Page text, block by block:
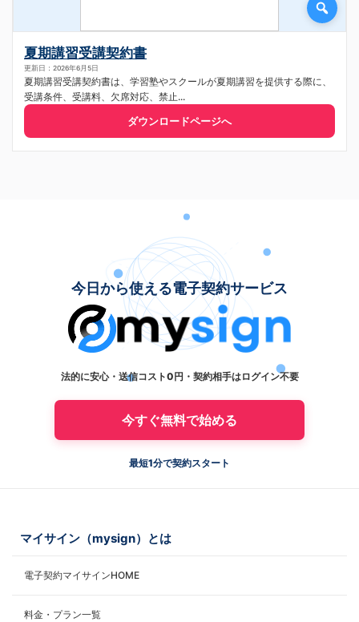
夏期講習受講契約書
更新日：2026年6月5日
夏期講習受講契約書は、学習塾やスクールが夏期講習を提供する際に、
受講条件、受講料、欠席対応、禁止...
ダウンロードページへ
今日から使える電子契約サービス
法的に安心・送信コスト0円・契約相手はログイン不要
今すぐ無料で始める
最短1分で契約スタート
マイサイン（mysign）とは
電子契約マイサインHOME
料金・プラン一覧